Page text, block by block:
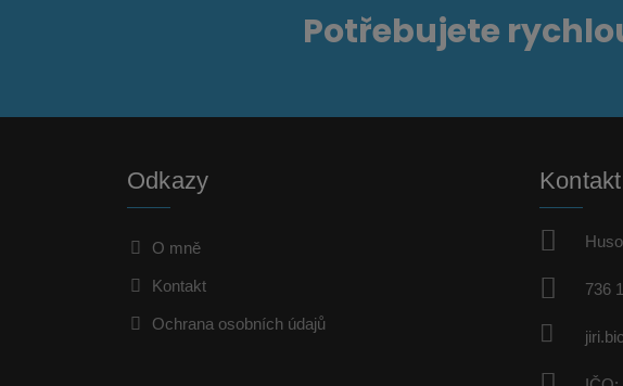
Potřebujete
Odkazy
O mně
Kontakt
Ochrana osobních údajů
736